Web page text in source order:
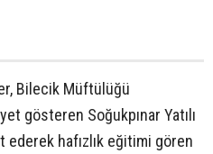
Bilecik Müftülüğü
gösteren Soğukpınar Yatılı
ederek hafızlık eğitimi gören